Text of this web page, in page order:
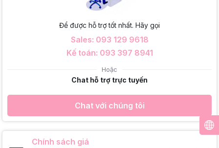
Để được hỗ trợ tốt nhất. Hãy gọi
Sales: 093 129 9618
Kế toán: 093 397 8941
Hoặc
Chat hỗ trợ trực tuyến
Chat với chúng tôi
Chính sách giá